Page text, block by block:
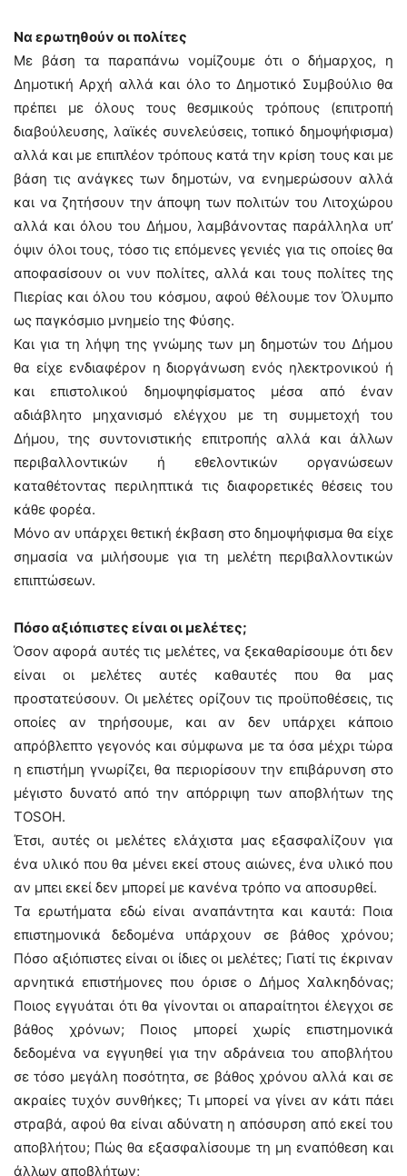
Να ερωτηθούν οι πολίτες
Με βάση τα παραπάνω νομίζουμε ότι ο δήμαρχος, η
Δημοτική Αρχή αλλά και όλο το Δημοτικό Συμβούλιο θα
πρέπει με όλους τους θεσμικούς τρόπους (επιτροπή
διαβούλευσης, λαϊκές συνελεύσεις, τοπικό δημοψήφισμα)
αλλά και με επιπλέον τρόπους κατά την κρίση τους και με
βάση τις ανάγκες των δημοτών, να ενημερώσουν αλλά
και να ζητήσουν την άποψη των πολιτών του Λιτοχώρου
αλλά και όλου του Δήμου, λαμβάνοντας παράλληλα υπ’
όψιν όλοι τους, τόσο τις επόμενες γενιές για τις οποίες θα
αποφασίσουν οι νυν πολίτες, αλλά και τους πολίτες της
Πιερίας και όλου του κόσμου, αφού θέλουμε τον Όλυμπο
ως παγκόσμιο μνημείο της Φύσης.
Και για τη λήψη της γνώμης των μη δημοτών του Δήμου
θα είχε ενδιαφέρον η διοργάνωση ενός ηλεκτρονικού ή
και επιστολικού δημοψηφίσματος μέσα από έναν
αδιάβλητο μηχανισμό ελέγχου με τη συμμετοχή του
Δήμου, της συντονιστικής επιτροπής αλλά και άλλων
περιβαλλοντικών ή εθελοντικών οργανώσεων
καταθέτοντας περιληπτικά τις διαφορετικές θέσεις του
κάθε φορέα.
Μόνο αν υπάρχει θετική έκβαση στο δημοψήφισμα θα είχε
σημασία να μιλήσουμε για τη μελέτη περιβαλλοντικών
επιπτώσεων.
Πόσο αξιόπιστες είναι οι μελέτες;
Όσον αφορά αυτές τις μελέτες, να ξεκαθαρίσουμε ότι δεν
είναι οι μελέτες αυτές καθαυτές που θα μας
προστατεύσουν. Οι μελέτες ορίζουν τις προϋποθέσεις, τις
οποίες αν τηρήσουμε, και αν δεν υπάρχει κάποιο
απρόβλεπτο γεγονός και σύμφωνα με τα όσα μέχρι τώρα
η επιστήμη γνωρίζει, θα περιορίσουν την επιβάρυνση στο
μέγιστο δυνατό από την απόρριψη των αποβλήτων της
TOSOH.
Έτσι, αυτές οι μελέτες ελάχιστα μας εξασφαλίζουν για
ένα υλικό που θα μένει εκεί στους αιώνες, ένα υλικό που
αν μπει εκεί δεν μπορεί με κανένα τρόπο να αποσυρθεί.
Τα ερωτήματα εδώ είναι αναπάντητα και καυτά: Ποια
επιστημονικά δεδομένα υπάρχουν σε βάθος χρόνου;
Πόσο αξιόπιστες είναι οι ίδιες οι μελέτες; Γιατί τις έκριναν
αρνητικά επιστήμονες που όρισε ο Δήμος Χαλκηδόνας;
Ποιος εγγυάται ότι θα γίνονται οι απαραίτητοι έλεγχοι σε
βάθος χρόνων; Ποιος μπορεί χωρίς επιστημονικά
δεδομένα να εγγυηθεί για την αδράνεια του αποβλήτου
σε τόσο μεγάλη ποσότητα, σε βάθος χρόνου αλλά και σε
ακραίες τυχόν συνθήκες; Τι μπορεί να γίνει αν κάτι πάει
στραβά, αφού θα είναι αδύνατη η απόσυρση από εκεί του
αποβλήτου; Πώς θα εξασφαλίσουμε τη μη εναπόθεση και
άλλων αποβλήτων;